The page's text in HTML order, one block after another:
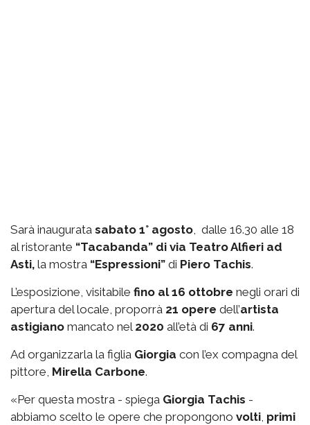
Sarà inaugurata sabato 1° agosto , dalle 16.30 alle 18
al ristorante “Tacabanda” di via Teatro Alfieri ad
Asti, la mostra “Espressioni” di Piero Tachis.
L’esposizione, visitabile fino al 16 ottobre negli orari di
apertura del locale, proporrà 21 opere dell’artista
astigiano mancato nel 2020 all’età di 67 anni.
Ad organizzarla la figlia Giorgia con l’ex compagna del
pittore, Mirella Carbone.
«Per questa mostra - spiega Giorgia Tachis -
abbiamo scelto le opere che propongono volti primi